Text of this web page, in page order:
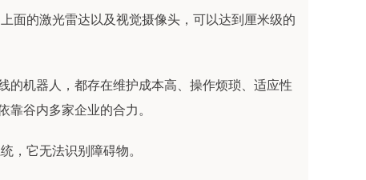
面的激光雷达以及视觉摄像头，可以达到厘米级的
的机器人，都存在维护成本高、操作烦琐、适应性
谷内多家企业的合力。
，它无法识别障碍物。